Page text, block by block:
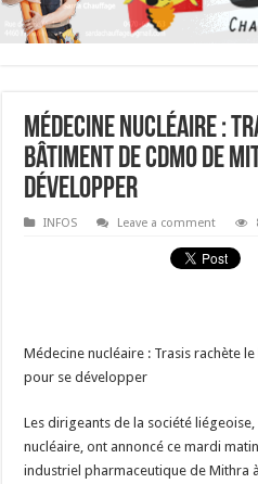
Médecine nucléaire :
bâtiment de CDMO de
développer
INFOS Leave a comment
Médecine nucléaire : Trasis rachète
pour se développer
Les dirigeants de la société
nucléaire, ont annoncé ce mardi
industriel pharmaceutique de Mithra